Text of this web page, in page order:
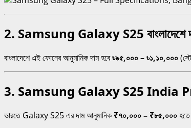
2. Samsung Galaxy S25 বাংলাদেশে
বাংলাদেশে এই ফোনের আনুমানিক দাম হবে৳৯৫,০০০ – ৳১,১০,০০০
3. Samsung Galaxy S25 India
ভারতে Galaxy S25 এর দাম আনুমানিক ₹৭০,০০০ – ₹৮৫,০০০